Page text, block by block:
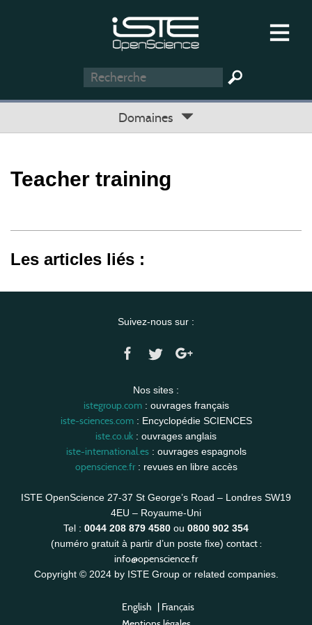
Domaines
Teacher training
Les articles liés :
Suivez-nous sur :
Nos sites :
istegroup.com: ouvrages français
iste-sciences.com: Encyclopédie SCIENCES
iste.co.uk : ouvrages anglais
iste-international.es: ouvrages espagnols
openscience.fr: revues en libre accès
ISTE OpenScience 27-37 St George’s Road – Londres SW19
4EU – Royaume-Uni
Tel : 0044 208 879 4580 ou 0800 902 354
(numéro gratuit à partir d’un poste fixe) contact :
info@openscience.fr
Copyright © 2024 by ISTE Group or related companies.
English | Français